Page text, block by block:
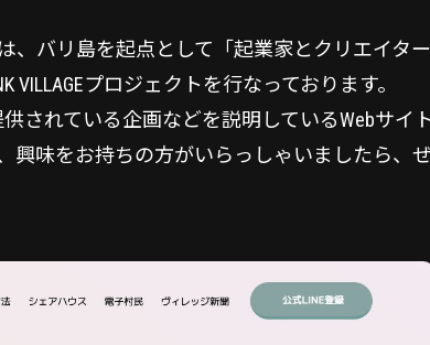
、バリ島を起点として「起業家とクリエイター
プロジェクトを行なっております。
されている企画などを説明しているWebサイ
興味をお持ちの方がいらっしゃいましたら、